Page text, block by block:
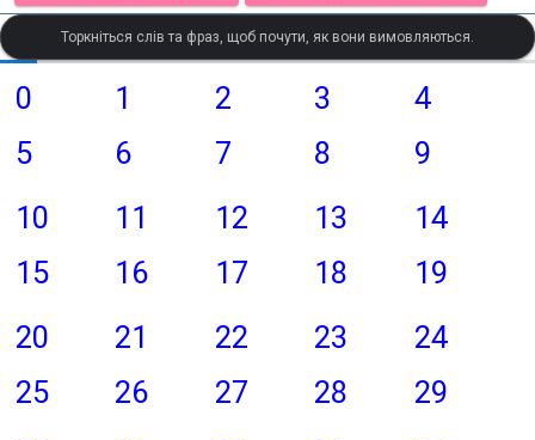
ЗАВДАННЯ МОВЛЕННЯ ЗАВДАННЯ АУДІЮВАННЯ
Торкніться слів та фраз, щоб почути, як вони вимовляються.
0 1 2 3
4
5
6 7 8
9
10
11 12 13
14
15
16 17 18
19
20
21 22 23
24
25
26 27 28
29